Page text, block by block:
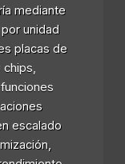
mediante
unidad
placas de
chips,
escalado